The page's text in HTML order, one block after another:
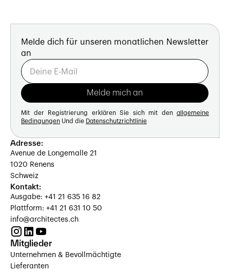
Melde dich für unseren monatlichen Newsletter
an
Mit der Registrierung erklären Sie sich mit den allgemeine
Bedingungen Und die Datenschutzrichtlinie
Adresse:
Avenue de Longemalle 21
1020 Renens
Schweiz
Kontakt:
Ausgabe: +41 21 635 16 82
Plattform: +41 21 631 10 50
info@architectes.ch
Mitglieder
Unternehmen & Bevollmächtigte
Lieferanten